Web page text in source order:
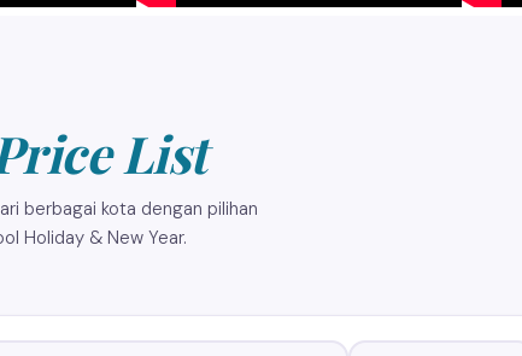
List
berbagai kota dengan pilihan
Holiday & New Year.